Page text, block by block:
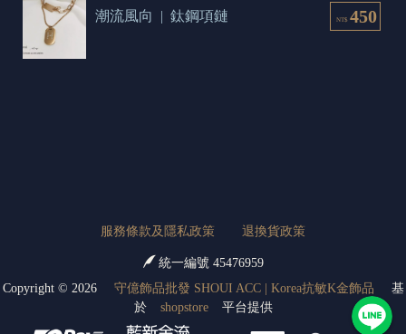
NT$ 450
潮流風向  |  鈦鋼項鏈
服務條款及隱私政策 退換貨政策
統一編號 45476959
Copyright © 2026 守億飾品批發 SHOUI ACC | Korea抗敏K金飾品
基
於
shopstore 平台提供